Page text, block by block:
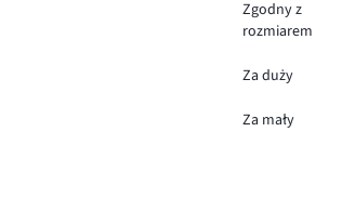
Zgodny z
rozmiarem
Za duży
Za mały